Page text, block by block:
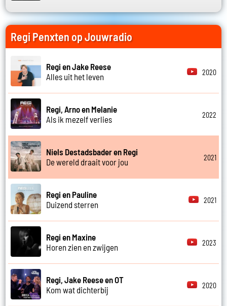
Regi Penxten op Jouwradio
Regi en Jake Reese
Alles uit het leven
2020
Regi, Arno en Melanie
Als ik mezelf verlies
2022
Niels Destadsbader en Regi
De wereld draait voor jou
2021
Regi en Pauline
Duizend sterren
2021
Regi en Maxine
Horen zien en zwijgen
2023
Regi, Jake Reese en OT
Kom wat dichterbij
2020